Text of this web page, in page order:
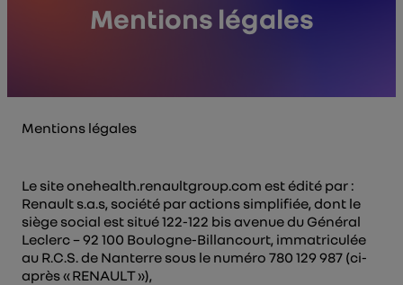
Mentions légales
Mentions légales
Le site onehealth.renaultgroup.com est édité par :
Renault s.a.s, société par actions simplifiée, dont le
siège social est situé 122-122 bis avenue du Général
Leclerc – 92 100 Boulogne-Billancourt, immatriculée
au R.C.S. de Nanterre sous le numéro 780 129 987 (ci-
après « RENAULT »),